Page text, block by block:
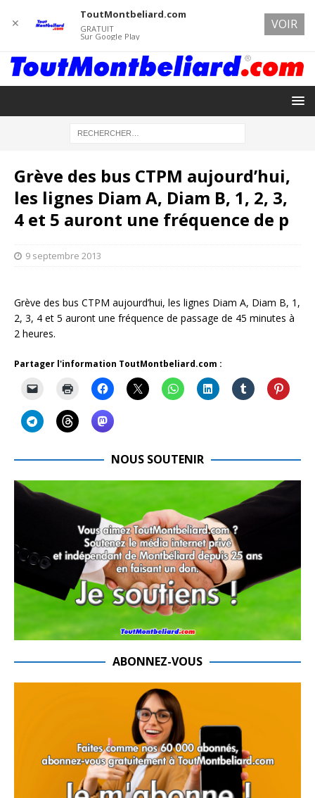
Grève des bus CTPM aujourd’hui,
les lignes Diam A, Diam B, 1, 2, 3,
4 et 5 auront une fréquence de p
9 septembre 2013
Grève des bus CTPM aujourd’hui, les lignes Diam A, Diam B, 1,
2, 3, 4 et 5 auront une fréquence de passage de 45 minutes à
2 heures.
Partager l'information ToutMontbeliard.com :
NOUS SOUTENIR
ABONNEZ-VOUS
✕
ToutMontbeliard.com
GRATUIT
Sur Google Play
VOIR